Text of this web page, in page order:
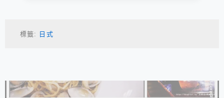
標籤: 日式
相連文章